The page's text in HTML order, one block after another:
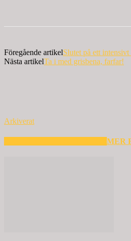
Föregående artikelSlutet på ett
Nästa artikelTa i med grisbena, farfar!
Arkiverat
MER